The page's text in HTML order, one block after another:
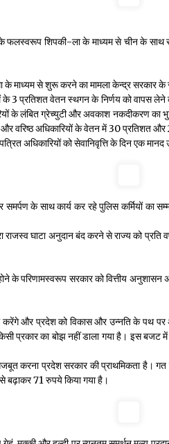
फलस्वरूप शिपकी-ला के माध्यम से चीन के साथ
के माध्यम से शुरू करने का मामला केन्द्र सरकार के
3 प्रतिशत वेतन स्थगन के निर्णय को वापस
के लंबित ग्रेच्युटी और अवकाश नकदीकरण
वरिष्ठ अधिकारियों के वेतन में 30 प्रतिशत और
अधिकारियों को सेवानिवृत्ति के दिन एक
और समर्पण के साथ कार्य कर रहे पुलिस कर्मियों
राजस्व घाटा अनुदान बंद करने से राज्य को
के परिणामस्वरूप सरकार को वित्तीय
करेंगे और प्रदेश को विकास और उन्नति के पथ
प्रकार का बोझ नहीं डाला गया है। इस बजट
करना प्रदेश सरकार की प्राथमिकता है।
71 रुपये किया गया है।